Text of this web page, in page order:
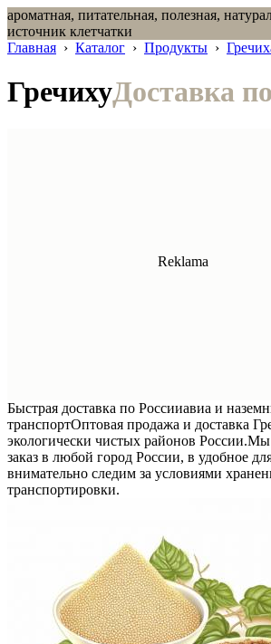
ароматная, питательная, полезная,
источник клетчатки
Главная › Каталог › Продукты ›
ГречихуДоставка
Быстрая доставка по Россииавиа и
транспортОптовая продажа и доставка
экологически чистых районов России.Мы
заказ в любой город России, в удобное
внимательно следим за условиями
транспортировки.